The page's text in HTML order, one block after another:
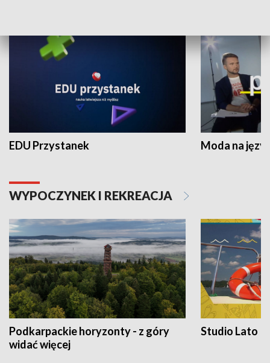
EDU Przystanek Moda na
WYPOCZYNEK I REKREACJA
Podkarpackie horyzonty - z góry
widać więcej
Studio Lato